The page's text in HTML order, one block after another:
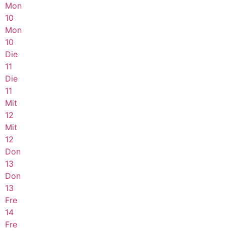
Mon
10
Mon
10
Die
11
Die
11
Mit
12
Mit
12
Don
13
Don
13
Fre
14
Fre